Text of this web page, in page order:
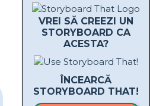
VREI SĂ CREEZI UN
STORYBOARD CA
ACESTA?
ÎNCEARCĂ
STORYBOARD THAT!